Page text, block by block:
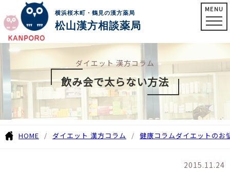
横浜桜木町・鶴見の漢方薬局
松山漢方相談薬局
MENU
ダイエット 漢方コラム
飲み会で太らない方法
HOME ダイエット 漢方コラム 健康コラムダイエットのお
2015.11.24